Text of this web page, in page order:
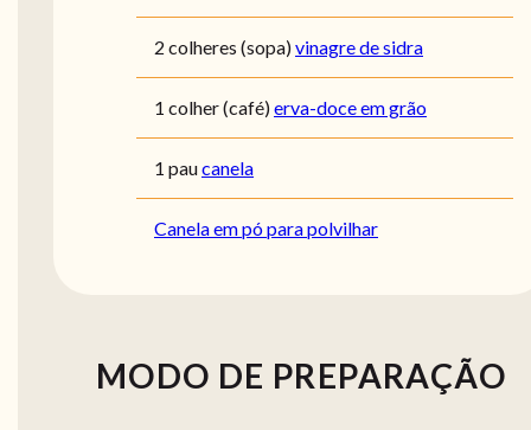
2 colheres (sopa)vinagre de sidra
1 colher (café)erva-doce em grão
1 paucanela
Canela em pó para polvilhar
MODO DE PREPARAÇÃO